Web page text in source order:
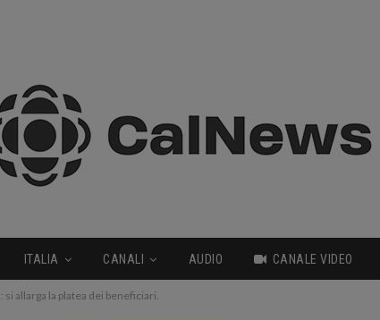
ITALIA CANALI AUDIO CANALE VIDEO
si allarga la platea dei beneficiari.